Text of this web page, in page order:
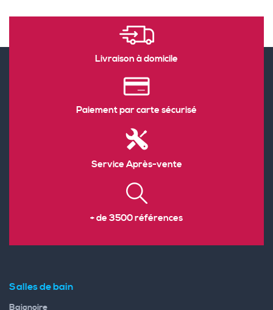
Livraison à domicile
Paiement par carte sécurisé
Service Après-vente
+ de 3500 références
Salles de bain
Baignoire